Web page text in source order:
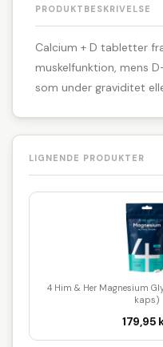
PRODUKTBESKRIVELSE
Calcium + D tabletter
muskelfunktion, mens
som under graviditet
LIGNENDE PRODUKTER
4 Him & Her Magnesium
kaps)
179,95